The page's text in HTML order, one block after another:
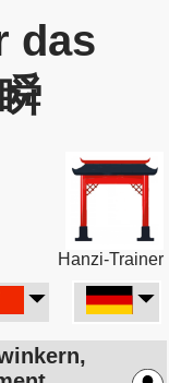
das
Hanzi-Trainer